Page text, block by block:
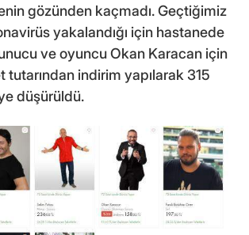
gözünden kaçmadı. Geçtiğimiz
yakalandığı için hastanede
ve oyuncu Okan Karacan için
tutarından indirim yapılarak 315
düşürüldü.